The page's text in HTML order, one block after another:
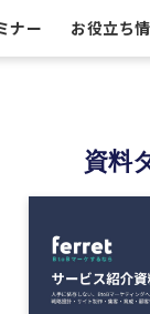
ナー お役立ち
資料